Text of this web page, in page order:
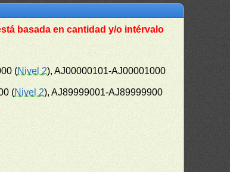
basada en cantidad y/o intérvalo
(Nivel 2), AJ00000101-AJ00001000
(Nivel 2), AJ89999001-AJ89999900